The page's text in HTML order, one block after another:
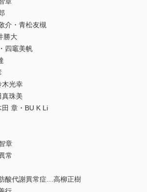
介・青松友槻
勝大
四竈美帆
光幸
珠美
章・BU K Li
章
常
代謝異常症…高柳正樹